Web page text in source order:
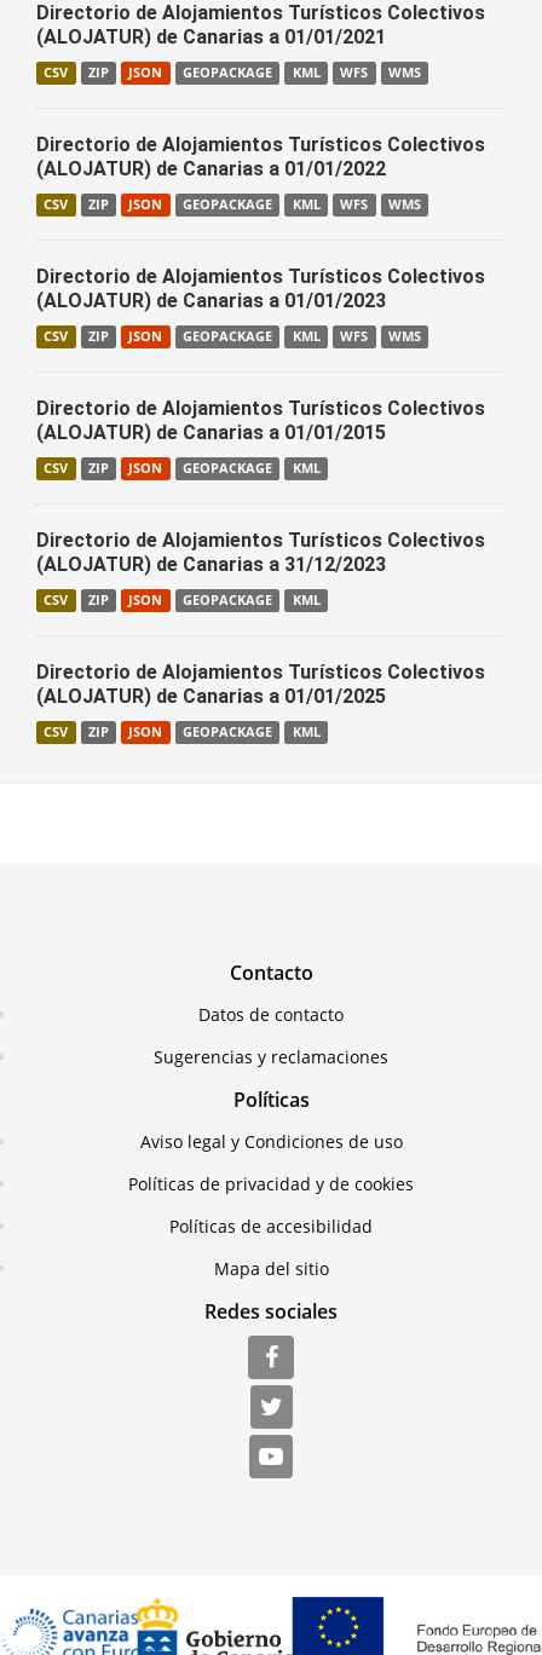
Directorio de Alojamientos Turísticos Colectivos
(ALOJATUR) de Canarias a 01/01/2021
CSV ZIP JSON GEOPACKAGE KML WFS WMS
Directorio de Alojamientos Turísticos Colectivos
(ALOJATUR) de Canarias a 01/01/2022
CSV ZIP JSON GEOPACKAGE KML WFS WMS
Directorio de Alojamientos Turísticos Colectivos
(ALOJATUR) de Canarias a 01/01/2023
CSV ZIP JSON GEOPACKAGE KML WFS WMS
Directorio de Alojamientos Turísticos Colectivos
(ALOJATUR) de Canarias a 01/01/2015
CSV ZIP JSON GEOPACKAGE KML
Directorio de Alojamientos Turísticos Colectivos
(ALOJATUR) de Canarias a 31/12/2023
CSV ZIP JSON GEOPACKAGE KML
Directorio de Alojamientos Turísticos Colectivos
(ALOJATUR) de Canarias a 01/01/2025
CSV ZIP JSON GEOPACKAGE KML
Contacto
Datos de contacto
Sugerencias y reclamaciones
Políticas
Aviso legal y Condiciones de uso
Políticas de privacidad y de cookies
Políticas de accesibilidad
Mapa del sitio
Redes sociales